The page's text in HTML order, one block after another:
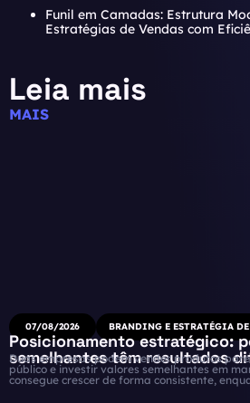
Funil em Camadas: Estrutura
Estratégias de Vendas com
Leia mais
MAIS
07/08/2026 BRANDING E ESTRATÉGIA
Posicionamento estratégico:
semelhantes têm resultados
Duas empresas podem vender produtos
público e investir valores semelhantes em
consegue crescer de forma consistente,